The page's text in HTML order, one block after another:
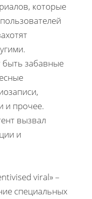
которые
быть забавные
и прочее.
вызвал
и
viral» –
специальных